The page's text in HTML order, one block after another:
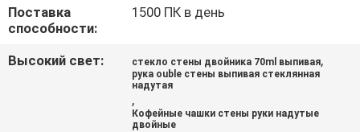
КАРТА
Поставка
способности:
1500 ПК в день
Высокий свет: стекло стены двойника 70ml выпивая,
рука ouble стены выпивая стеклянная
надутая
,
Кофейные чашки стены руки надутые
двойные